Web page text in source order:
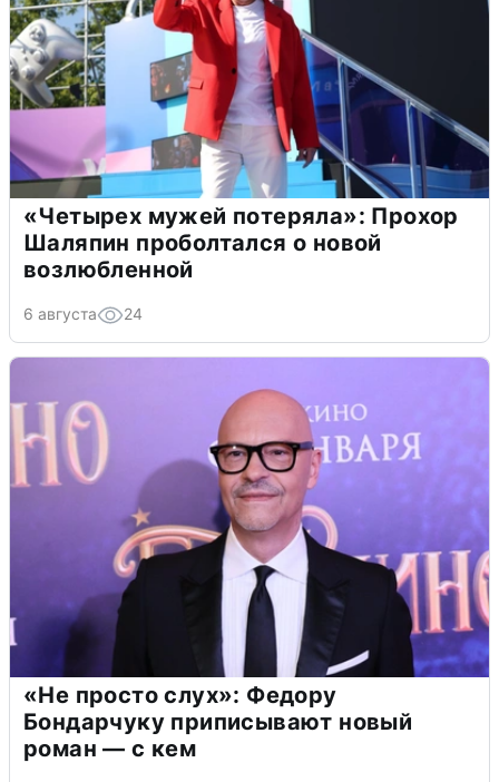
«Четырех мужей потеряла»: Прохор
Шаляпин проболтался о новой
возлюбленной
6 августа 24
«Не просто слух»: Федору
Бондарчуку приписывают новый
роман — с кем